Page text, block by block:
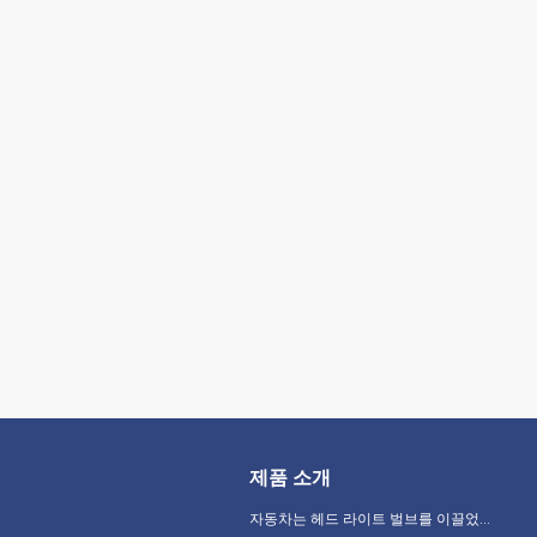
제품 소개
자동차는 헤드 라이트 벌브를 이끌었습니다